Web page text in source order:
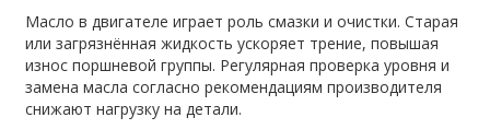
Масло в двигателе играет роль смазки и очистки. Старая
или загрязнённая жидкость ускоряет трение, повышая
износ поршневой группы. Регулярная проверка уровня и
замена масла согласно рекомендациям производителя
снижают нагрузку на детали.